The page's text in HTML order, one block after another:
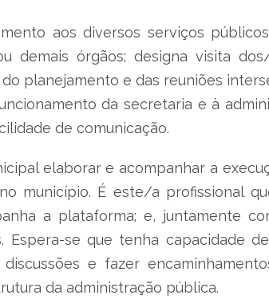
aos diversos serviços
demais órgãos; designa visita
planejamento e das reuniões
da secretaria e à
de comunicação.
elaborar e acompanhar a
município. É este/a profissional
a plataforma; e, juntamente
se que tenha capacidade
e fazer
da administração pública.